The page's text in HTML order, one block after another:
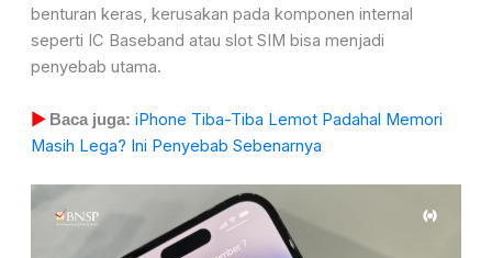
benturan keras, kerusakan pada komponen internal
seperti IC Baseband atau slot SIM bisa menjadi
penyebab utama.
▶Baca juga: iPhone Tiba-Tiba Lemot Padahal Memori
Masih Lega? Ini Penyebab Sebenarnya